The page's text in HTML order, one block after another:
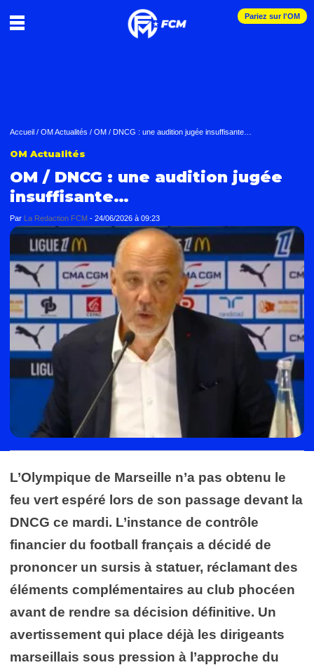
Pariez sur l'OM
Accueil / OM Actualités / OM / DNCG : une audition jugée insuffisante…
OM Actualités
OM / DNCG : une audition jugée
insuffisante…
Par La Redaction FCM - 24/06/2026 à 09:23
L’Olympique de Marseille n’a pas obtenu le
feu vert espéré lors de son passage devant la
DNCG ce mardi. L’instance de contrôle
financier du football français a décidé de
prononcer un sursis à statuer, réclamant des
éléments complémentaires au club phocéen
avant de rendre sa décision définitive. Un
avertissement qui place déjà les dirigeants
marseillais sous pression à l’approche du